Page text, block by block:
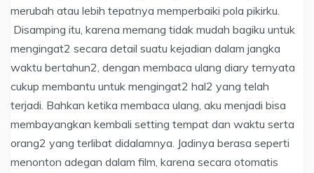
merubah atau lebih tepatnya memperbaiki pola pikirku.
Disamping itu, karena memang tidak mudah bagiku untuk
mengingat2 secara detail suatu kejadian dalam jangka
waktu bertahun2, dengan membaca ulang diary ternyata
cukup membantu untuk mengingat2 hal2 yang telah
terjadi. Bahkan ketika membaca ulang, aku menjadi bisa
membayangkan kembali setting tempat dan waktu serta
orang2 yang terlibat didalamnya. Jadinya berasa seperti
menonton adegan dalam film, karena secara otomatis